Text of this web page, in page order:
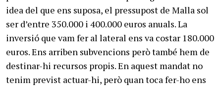
idea del que ens suposa, el pressupost de Malla sol
ser d’entre 350.000 i 400.000 euros anuals. La
inversió que vam fer al lateral ens va costar 180.000
euros. Ens arriben subvencions però també hem de
destinar-hi recursos propis. En aquest mandat no
tenim previst actuar-hi, però quan toca fer-ho ens